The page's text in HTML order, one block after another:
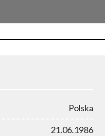
Polska
21.06.1986